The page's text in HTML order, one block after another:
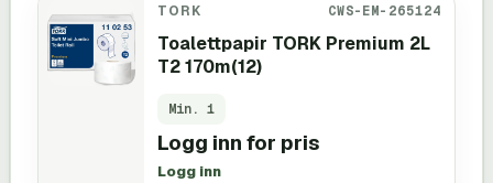
TORK CWS-EM-265124
Toalettpapir TORK Premium 2L
T2 170m(12)
Min. 1
Logg inn for pris
Logg inn